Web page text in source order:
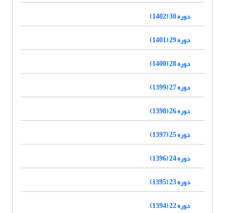
دوره 30 (1402)
دوره 29 (1401)
دوره 28 (1400)
دوره 27 (1399)
دوره 26 (1398)
دوره 25 (1397)
دوره 24 (1396)
دوره 23 (1395)
دوره 22 (1394)